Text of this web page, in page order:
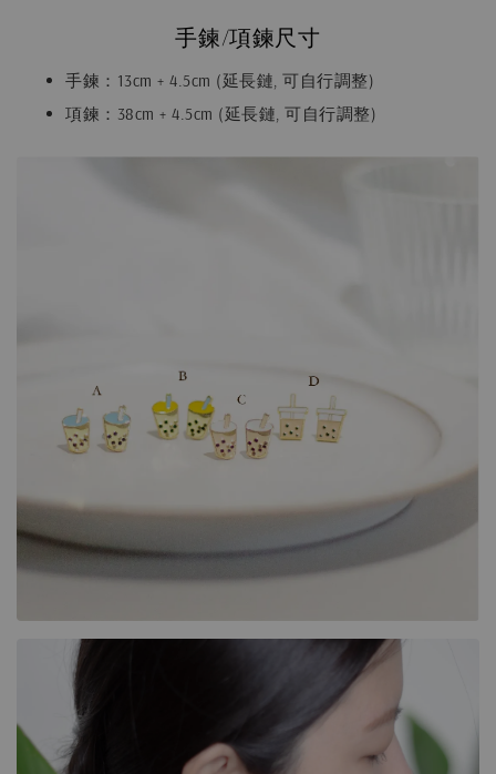
手鍊/項鍊尺寸
手鍊：13cm + 4.5cm (延長鏈, 可自行調整)
項鍊：38cm + 4.5cm (延長鏈, 可自行調整)